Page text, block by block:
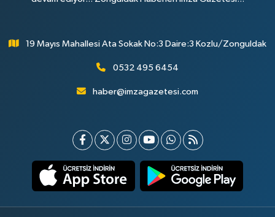
19 Mayıs Mahallesi Ata Sokak No:3 Daire:3 Kozlu/Zonguldak
0532 495 6454
haber@imzagazetesi.com